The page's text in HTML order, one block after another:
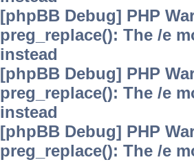
[phpBB Debug] PHP
preg_replace(): The /e
instead
[phpBB Debug] PHP
preg_replace(): The /e
instead
[phpBB Debug] PHP
preg_replace(): The /e